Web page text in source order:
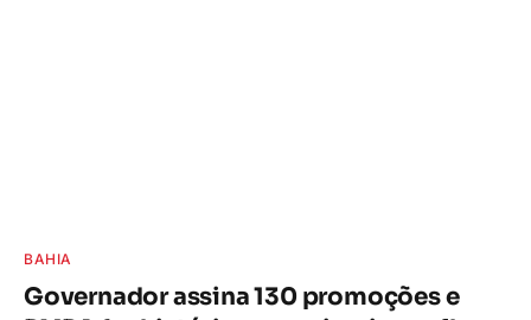
BAHIA
Governador assina 130 promoções e